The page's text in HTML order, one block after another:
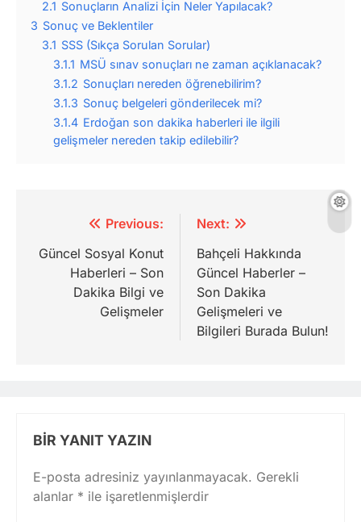
2.1 Sonuçların Analizi İçin Neler Yapılacak?
3 Sonuç ve Beklentiler
3.1 SSS (Sıkça Sorulan Sorular)
3.1.1 MSÜ sınav sonuçları ne zaman açıklanacak?
3.1.2 Sonuçları nereden öğrenebilirim?
3.1.3 Sonuç belgeleri gönderilecek mi?
3.1.4 Erdoğan son dakika haberleri ile ilgili
gelişmeler nereden takip edilebilir?
gezinmesi
Previous:
Güncel Sosyal Konut
Haberleri – Son
Dakika Bilgi ve
Gelişmeler
Next:
Bahçeli Hakkında
Güncel Haberler –
Son Dakika
Gelişmeleri ve
Bilgileri Burada Bulun!
BIR YANIT YAZIN
E-posta adresiniz yayınlanmayacak. Gerekli
alanlar * ile işaretlenmişlerdir